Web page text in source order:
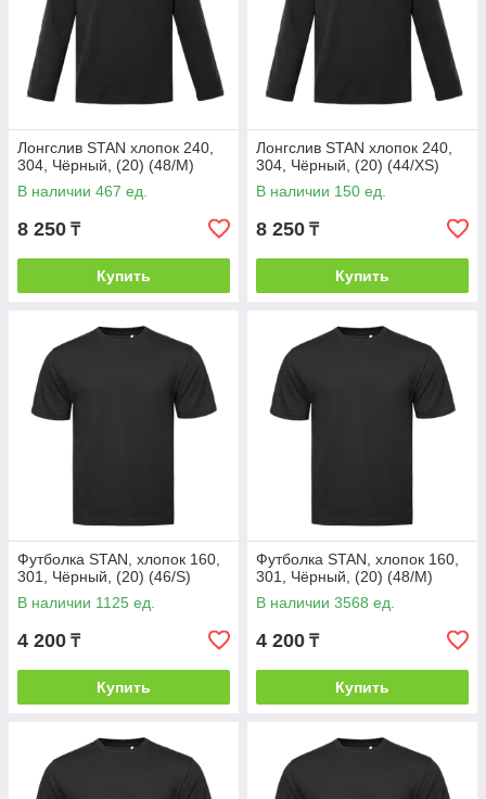
Лонгслив STAN хлопок 240,
304, Чёрный, (20) (48/M)
В наличии 467 ед.
8 250 ₸
Купить
Лонгслив STAN хлопок 240,
304, Чёрный, (20) (44/XS)
В наличии 150 ед.
8 250 ₸
Купить
Футболка STAN, хлопок 160,
301, Чёрный, (20) (46/S)
В наличии 1125 ед.
4 200 ₸
Купить
Футболка STAN, хлопок 160,
301, Чёрный, (20) (48/M)
В наличии 3568 ед.
4 200 ₸
Купить